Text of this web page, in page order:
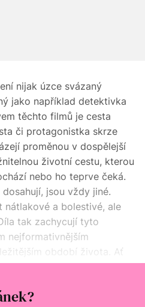
nijak úzce svázaný
jako například detektivka
těchto filmů je cesta
či protagonistka skrze
proměnou v dospělejší
životní cestu, kterou
nebo ho teprve čeká.
jsou vždy jiné.
nátlakové a bolestivé, ale
tak zachycují tyto
nejformativnějším
období života. Ať
z teenagera dospělý,